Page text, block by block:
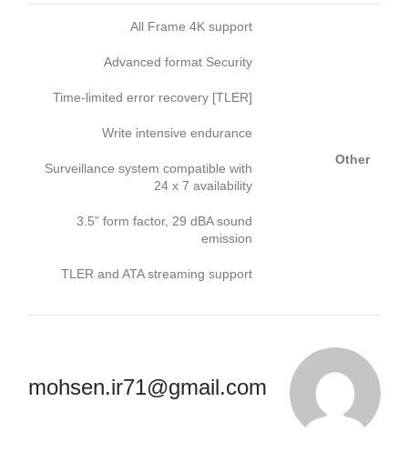
Other
All Frame 4K support
Advanced format Security
Time-limited error recovery [TLER]
Write intensive endurance
Surveillance system compatible with
24 x 7 availability
3.5” form factor, 29 dBA sound
emission
TLER and ATA streaming support
mohsen.ir71@gmail.com